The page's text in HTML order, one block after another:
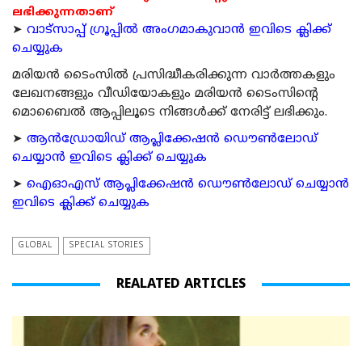
ലഭിക്കുന്നതാണ്
➤ വാട്സാപ്പ് ഗ്രൂപ്പിൽ അംഗമാകുവാൻ ഇവിടെ ക്ലിക്ക്
ചെയ്യുക
മരിയന്‍ ടൈംസില്‍ പ്രസിദ്ധീകരിക്കുന്ന വാര്‍ത്തകളും
ലേഖനങ്ങളും വീഡിയോകളും മരിയന്‍ ടൈംസിന്റെ
മൊബൈല്‍ ആപ്പിലൂടെ നിങ്ങള്‍ക്ക് നേരിട്ട് ലഭിക്കും.
➤ ആന്‍ഡ്രോയിഡ് ആപ്ലിക്കേഷന്‍ ഡൌണ്‍ലോഡ്
ചെയ്യാന്‍ ഇവിടെ ക്ലിക്ക് ചെയ്യുക
➤ ഐഓഎസ് ആപ്ലിക്കേഷന്‍ ഡൌണ്‍ലോഡ് ചെയ്യാന്‍
ഇവിടെ ക്ലിക്ക് ചെയ്യുക
GLOBAL SPECIAL STORIES
REALATED ARTICLES